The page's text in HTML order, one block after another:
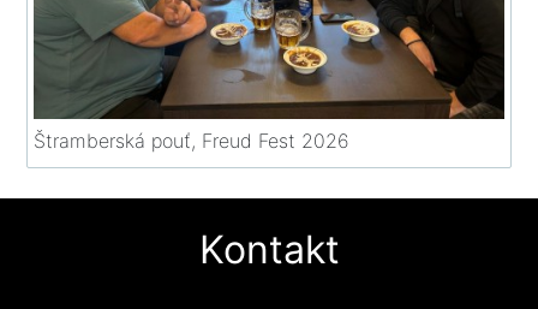
Štramberská pouť, Freud Fest 2026
Kontakt